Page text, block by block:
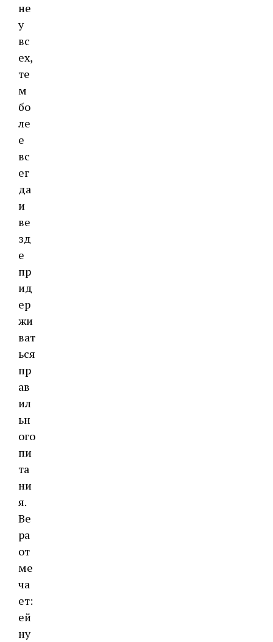
не
у
вс
ех,
те
м
бо
ле
е
вс
ег
да
и
ве
зд
е
пр
ид
ер
жи
ват
ься
пр
ав
ил
ьн
ого
пи
та
ни
я.
Ве
ра
от
ме
ча
ет:
ей
ну